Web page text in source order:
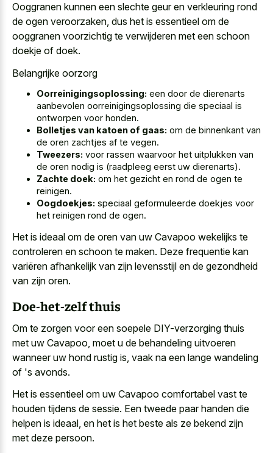
Ooggranen kunnen een slechte geur en verkleuring rond
de ogen veroorzaken, dus het is essentieel om de
ooggranen voorzichtig te verwijderen met een schoon
doekje of doek.
Belangrijke oorzorg
Oorreinigingsoplossing: een door de dierenarts
aanbevolen oorreinigingsoplossing die speciaal is
ontworpen voor honden.
Bolletjes van katoen of gaas: om de binnenkant van
de oren zachtjes af te vegen.
Tweezers: voor rassen waarvoor het uitplukken van
de oren nodig is (raadpleeg eerst uw dierenarts).
Zachte doek: om het gezicht en rond de ogen te
reinigen.
Oogdoekjes: speciaal geformuleerde doekjes voor
het reinigen rond de ogen.
Het is ideaal om de oren van uw Cavapoo wekelijks te
controleren en schoon te maken. Deze frequentie kan
variëren afhankelijk van zijn levensstijl en de gezondheid
van zijn oren.
Doe-het-zelf thuis
Om te zorgen voor een soepele DIY-verzorging thuis
met uw Cavapoo, moet u de behandeling uitvoeren
wanneer uw hond rustig is, vaak na een lange wandeling
of 's avonds.
Het is essentieel om uw Cavapoo comfortabel vast te
houden tijdens de sessie. Een tweede paar handen die
helpen is ideaal, en het is het beste als ze bekend zijn
met deze persoon.